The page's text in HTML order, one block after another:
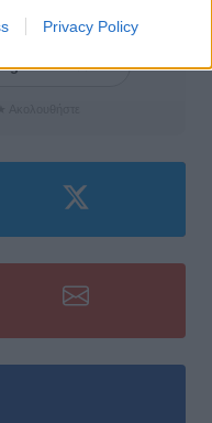
Privacy Policy
Google ↗
News ★ ↗